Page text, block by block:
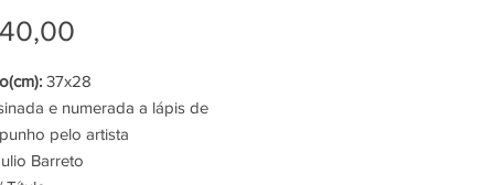
37x28
e numerada a lápis de
pelo artista
Barreto